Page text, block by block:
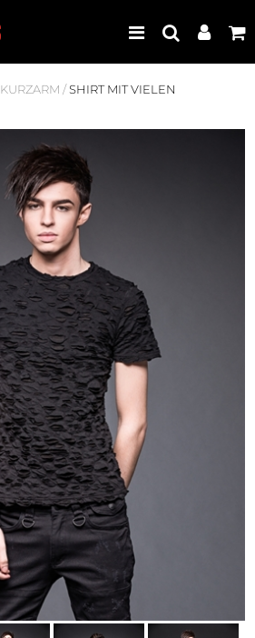
Best Seller
Neuheiten
Frauen
Männer
Plus Size
Store Leipzig
Accessoires
Sale
Gutscheine
KURZARM /SHIRT MIT VIELEN